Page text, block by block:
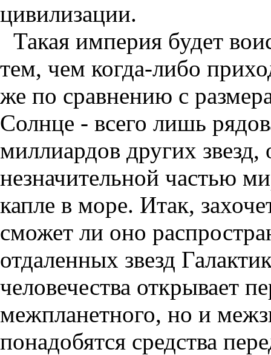
цивилизации.
Такая империя будет
тем, чем когда-либо
же по сравнению с
Солнце - всего лишь
миллиардов других
незначительной частью
капле в море. Итак,
сможет ли оно
отдаленных звезд
человечества открывает
межпланетного, но и
понадобятся средства